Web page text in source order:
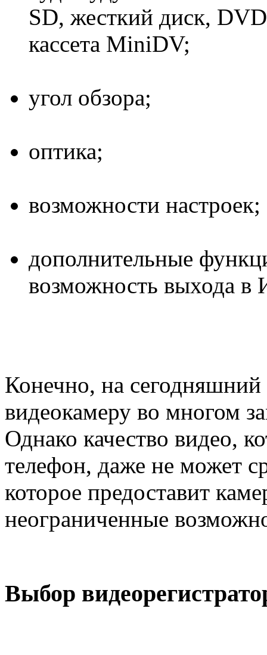
SD, жесткий диск,
кассета MiniDV;
угол обзора;
оптика;
возможности настроек;
дополнительные
возможность выхода в
Конечно, на сегодняшний
видеокамеру во многом
Однако качество видео,
телефон, даже не может
которое предоставит
неограниченные
Выбор